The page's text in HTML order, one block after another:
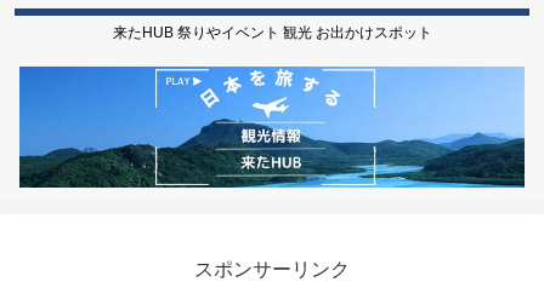
来たHUB 祭りやイベント 観光 お出かけスポット
スポンサーリンク